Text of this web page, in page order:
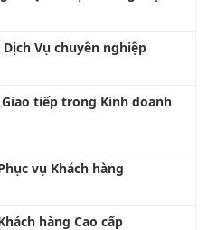
Dịch Vụ chuyên nghiệp
tiếp trong Kinh doanh
vụ Khách hàng
hàng Cao cấp